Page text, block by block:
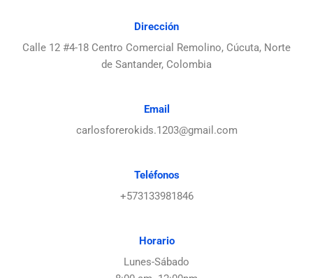
Dirección
Calle 12 #4-18 Centro Comercial Remolino, Cúcuta, Norte
de Santander, Colombia
Email
carlosforerokids.1203@gmail.com
Teléfonos
+573133981846
Horario
Lunes-Sábado